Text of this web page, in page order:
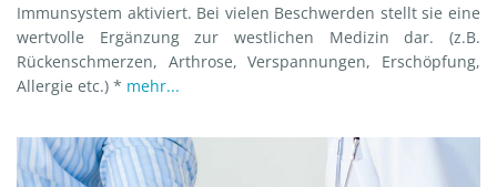
Immunsystem aktiviert. Bei vielen Beschwerden stellt sie eine
wertvolle Ergänzung zur westlichen Medizin dar. (z.B.
Rückenschmerzen, Arthrose, Verspannungen, Erschöpfung,
Allergie etc.) * mehr...